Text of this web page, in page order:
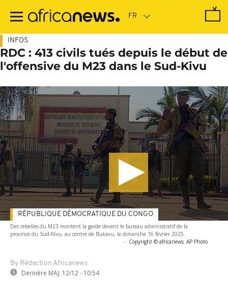
contenu
INFOS
RDC : 413 civils tués depuis le début de
l'offensive du M23 dans le Sud-Kivu
Des rebelles du M23 montent la garde devant le bureau administratif de la
province du Sud-Kivu, au centre de Bukavu, le dimanche 16 février 2025.
- Copyright © africanews AP Photo
By Rédaction Africanews
Dernière MAJ: 12/12 - 10:54
RÉPUBLIQUE DÉMOCRATIQUE DU CONGO